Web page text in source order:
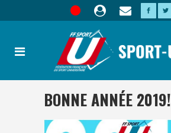
BONNE ANNÉE 2019!